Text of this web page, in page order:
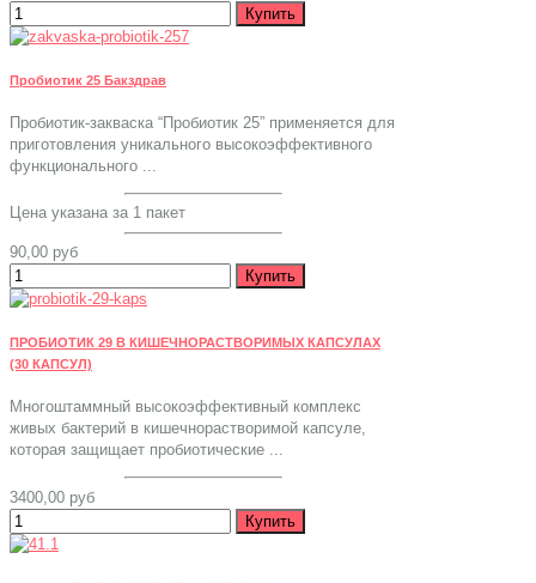
Пробиотик 25 Бакздрав
Пробиотик-закваска “Пробиотик 25” применяется для
приготовления уникального высокоэффективного
функционального ...
Цена указана за 1 пакет
90,00 руб
ПРОБИОТИК 29 В КИШЕЧНОРАСТВОРИМЫХ КАПСУЛАХ
(30 КАПСУЛ)
Многоштаммный высокоэффективный комплекс
живых бактерий в кишечнорастворимой капсуле,
которая защищает пробиотические ...
3400,00 руб